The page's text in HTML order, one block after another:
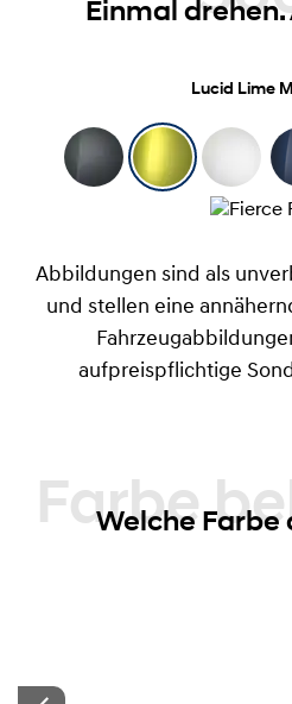
360°
Einmal drehen.
Lucid Lime
Abbildungen sind als
und stellen eine
aufpreispflichtige
Farbe
Welche Farbe